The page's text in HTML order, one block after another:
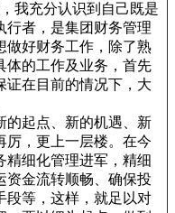
我充分认识到自己既是
行者，是集团财务管理
做好财务工作，除了熟
体的工作及业务，首先
证在目前的情况下，大
起点、新的机遇、新
厉，更上一层楼。在今
精细化管理进军，精细
资金流转顺畅、确保投
段等，这样，就足以对